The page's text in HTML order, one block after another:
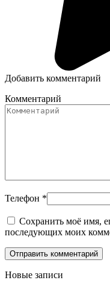
Добавить комментарий
Комментарий
Телефон *
Сохранить моё имя,
последующих моих
Новые записи